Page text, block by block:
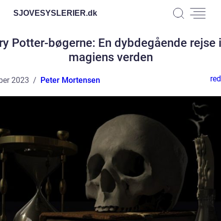
SJOVESYSLERIER.dk
Potter-bøgerne: En dybdegående rejse
magiens verden
2023 Peter Mortensen